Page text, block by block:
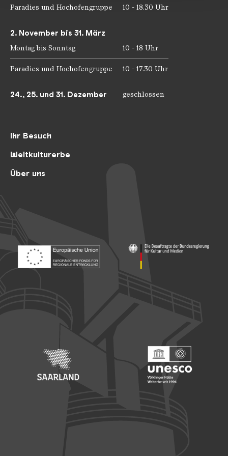
Ihr Besuch
Weltkulturerbe
Über uns
Paradies und Hochofengruppe 10 - 18.30 Uhr
2. November bis 31. März
Montag bis Sonntag 10 - 18 Uhr
Paradies und Hochofengruppe 10 - 17.30 Uhr
24., 25. und 31. Dezember geschlossen